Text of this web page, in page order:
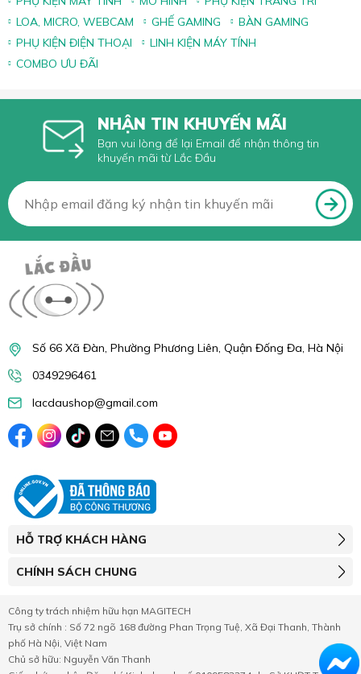
LOA, MICRO, WEBCAM
GHẾ GAMING
BÀN GAMING
PHỤ KIỆN ĐIỆN THOẠI
LINH KIỆN MÁY TÍNH
COMBO ƯU ĐÃI
NHẬN TIN KHUYẾN MÃI
Bạn vui lòng để lại Email để nhận thông tin
khuyến mãi từ Lắc Đầu
Số 66 Xã Đàn, Phường Phương Liên, Quận Đống Đa, Hà Nội
0349296461
lacdaushop@gmail.com
HỖ TRỢ KHÁCH HÀNG
CHÍNH SÁCH CHUNG
Công ty trách nhiệm hữu hạn MAGITECH
Trụ sở chính : Số 72 ngõ 168 đường Phan Trọng Tuệ, Xã Đại Thanh, Thành
phố Hà Nội, Việt Nam
Chủ sở hữu: Nguyễn Văn Thanh